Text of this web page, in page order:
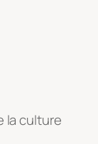
la culture